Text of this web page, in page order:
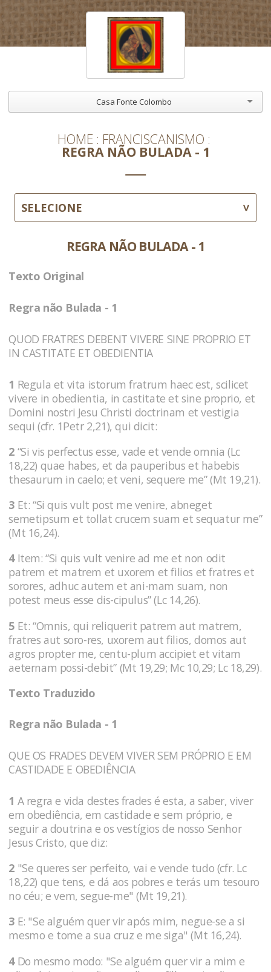
Casa Fonte Colombo
HOME FRANCISCANISMO
REGRA NÃO BULADA - 1
SELECIONE
REGRA NÃO BULADA - 1
Texto Original
Regra não Bulada - 1
QUOD FRATRES DEBENT VIVERE SINE PROPRIO ET
IN CASTITATE ET OBEDIENTIA
1 Regula et vita istorum fratrum haec est, scilicet
vivere in obedientia, in castitate et sine proprio, et
Domini nostri Jesu Christi doctrinam et vestigia
sequi (cfr. 1Petr 2,21), qui dicit:
2 “Si vis perfectus esse, vade et vende omnia (Lc
18,22) quae habes, et da pauperibus et habebis
thesaurum in caelo; et veni, sequere me” (Mt 19,21).
3 Et: “Si quis vult post me venire, abneget
semetipsum et tollat crucem suam et sequatur me”
(Mt 16,24).
4Item: “Si quis vult venire ad me et non odit
patrem et matrem et uxorem et filios et fratres et
sorores, adhuc autem et ani-mam suam, non
potest meus esse dis-cipulus” (Lc 14,26).
5 Et: “Omnis, qui reliquerit patrem aut matrem,
fratres aut soro-res, uxorem aut filios, domos aut
agros propter me, centu-plum accipiet et vitam
aeternam possi-debit” (Mt 19,29; Mc 10,29; Lc 18,29).
Texto Traduzido
Regra não Bulada - 1
QUE OS FRADES DEVEM VIVER SEM PRÓPRIO E EM
CASTIDADE E OBEDIÊNCIA
1 A regra e vida destes frades é esta, a saber, viver
em obediência, em castidade e sem próprio, e
seguir a doutrina e os vestígios de nosso Senhor
Jesus Cristo, que diz:
2 "Se queres ser perfeito, vai e vende tudo (cfr. Lc
18,22) que tens, e dá aos pobres e terás um tesouro
no céu; e vem, segue-me" (Mt 19,21).
3 E: "Se alguém quer vir após mim, negue-se a si
mesmo e tome a sua cruz e me siga" (Mt 16,24).
4Do mesmo modo: "Se alguém quer vir a mim e